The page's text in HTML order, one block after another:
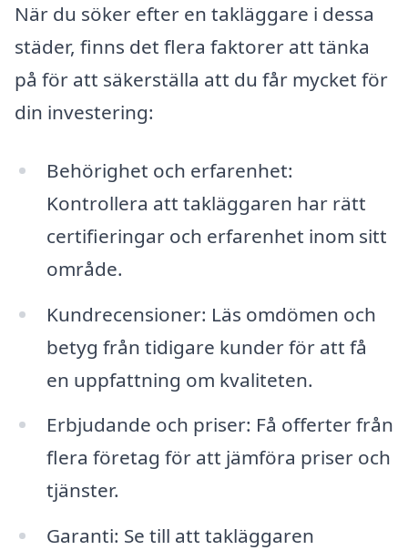
När du söker efter en takläggare i dessa
städer, finns det flera faktorer att tänka
på för att säkerställa att du får mycket för
din investering:
Behörighet och erfarenhet:
Kontrollera att takläggaren har rätt
certifieringar och erfarenhet inom sitt
område.
Kundrecensioner: Läs omdömen och
betyg från tidigare kunder för att få
en uppfattning om kvaliteten.
Erbjudande och priser: Få offerter från
flera företag för att jämföra priser och
tjänster.
Garanti: Se till att takläggaren